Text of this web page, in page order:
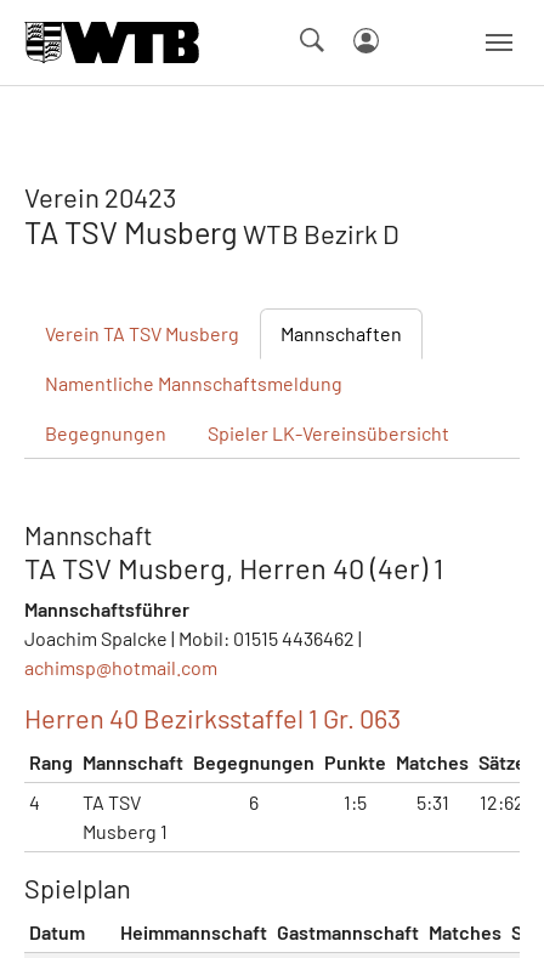
Verein 20423
TA TSV Musberg WTB Bezirk D
Verein TA TSV Musberg Mannschaften
Namentliche Mannschaftsmeldung
Begegnungen Spieler LK-Vereinsübersicht
Mannschaft
TA TSV Musberg, Herren 40 (4er) 1
Mannschaftsführer
Joachim Spalcke | Mobil: 01515 4436462 |
achimsp@hotmail.com
Herren 40 Bezirksstaffel 1 Gr. 063
Rang Mannschaft Begegnungen Punkte Matches Sätze
4
TA TSV
Musberg 1
6 1:5 5:31 12:62
Spielplan
Datum Heimmannschaft Gastmannschaft Matches